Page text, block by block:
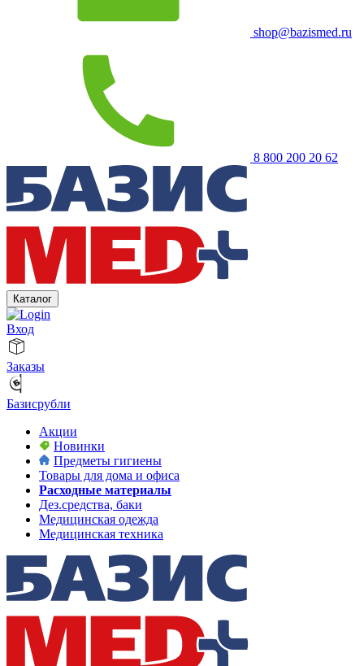
shop@bazismed.ru
8 800 200 20 62
Каталог
Вход
Заказы
Базисрубли
Акции
Новинки
Предметы гигиены
Товары для дома и офиса
Расходные материалы
Дез.средства, баки
Медицинская одежда
Медицинская техника